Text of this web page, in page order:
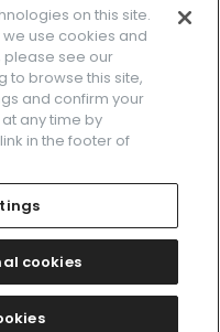
instagramtwitter
用規約
Cookies Settings
その関連会社の商標です。
CO., LTD.
on this site.
use cookies and
please see our
to browse this site,
and confirm your
any time by
in the footer of
cookies